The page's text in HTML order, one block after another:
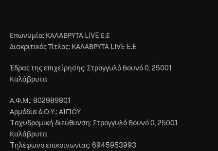
Επωνυμία: ΚΑΛΑΒΡΥΤΑ LIVE Ε.Ε
Διακριτικός Τίτλος: ΚΑΛΑΒΡΥΤΑ LIVE E.E
Έδρας της επιχείρησης: Στρογγυλό Βουνό 0, 25001
Καλάβρυτα
Α.Φ.Μ.: 802989801
Αρμόδια Δ.Ο.Υ.: ΑΙΓΙΟΥ
Tαχυδρομική διεύθυνση: Στρογγυλό Βουνό 0, 25001
Καλάβρυτα
Tηλέφωνο επικοινωνίας: 6945953993